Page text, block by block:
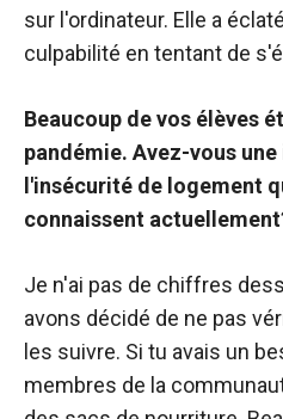
sur l'ordinateur. Elle a
culpabilité en tentant de
Beaucoup de vos élèves
pandémie. Avez-vous
l'insécurité de logement
connaissent
Je n'ai pas de chiffres
avons décidé de ne pas
les suivre. Si tu avais un
membres de la